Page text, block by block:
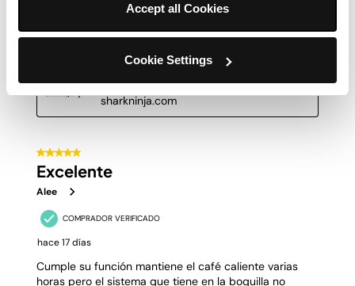
Accept all Cookies
Cookie Settings